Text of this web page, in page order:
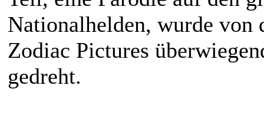
Nationalhelden, wurde
Zodiac Pictures
gedreht.